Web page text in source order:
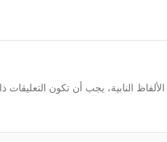
النابية، يجب أن تكون التعليقات